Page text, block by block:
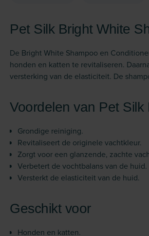
Pet Silk Bright White
De Bright White Shampoo en
honden en katten te revitaliseren.
versterking van de elasticiteit. De
Voordelen van Pet Silk
Grondige reiniging.
Revitaliseert de originele vachtkleur.
Zorgt voor een glanzende, zachte
Verbetert de vochtbalans van de huid.
Versterkt de elasticiteit van de huid.
Geschikt voor
Honden en katten.